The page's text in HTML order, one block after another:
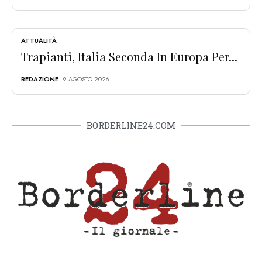
ATTUALITÀ
Trapianti, Italia Seconda In Europa Per...
REDAZIONE- 9 AGOSTO 2026
BORDERLINE24.COM